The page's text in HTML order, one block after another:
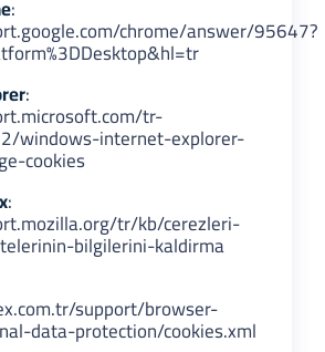
:
chrome/answer/95647?
:
tr-
windows-internet-explorer-
cookies
:
tr/kb/cerezleri-
bilgilerini-kaldirma
support/browser-
data-protection/cookies.xml